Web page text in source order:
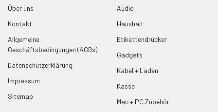
Über uns
Kontakt
Allgemeine
Geschäftsbedingungen (AGBs)
Datenschutzerklärung
Impressum
Sitemap
Audio
Haushalt
Etikettendrucker
Gadgets
Kabel + Laden
Kasse
Mac + PC Zubehör